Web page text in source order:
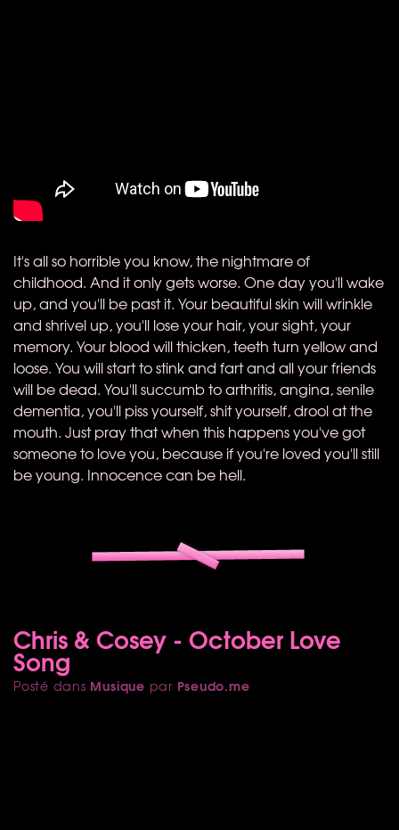
It's all so horrible you know, the nightmare of
childhood. And it only gets worse. One day you'll wake
up, and you'll be past it. Your beautiful skin will wrinkle
and shrivel up, you'll lose your hair, your sight, your
memory. Your blood will thicken, teeth turn yellow and
loose. You will start to stink and fart and all your friends
will be dead. You'll succumb to arthritis, angina, senile
dementia, you'll piss yourself, shit yourself, drool at the
mouth. Just pray that when this happens you've got
someone to love you, because if you're loved you'll still
be young. Innocence can be hell.
Chris & Cosey - October Love
Song
Posté dans Musique par Pseudo.me